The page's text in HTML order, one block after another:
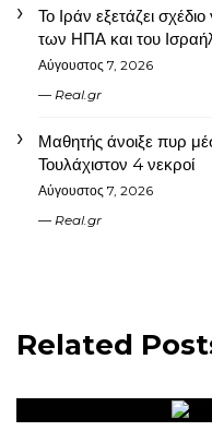
Το Ιράν εξετάζει
των ΗΠΑ και του
Αύγουστος 7, 2026
Real.gr
Μαθητής άνοιξε πυρ
Τουλάχιστον 4 νεκροί
Αύγουστος 7, 2026
Real.gr
Related